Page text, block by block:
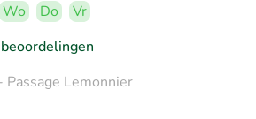
Wo Do
Vr
Passage Lemonnier